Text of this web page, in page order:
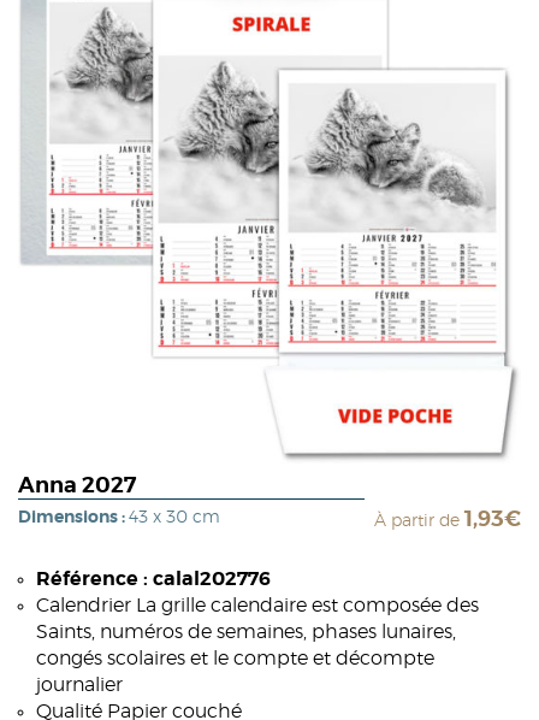
Anna 2027
Dimensions : 43 x 30 cm À partir de 1,93€
Référence : calal202776
Calendrier La grille calendaire est composée des
Saints, numéros de semaines, phases lunaires,
congés scolaires et le compte et décompte
journalier
Qualité Papier couché